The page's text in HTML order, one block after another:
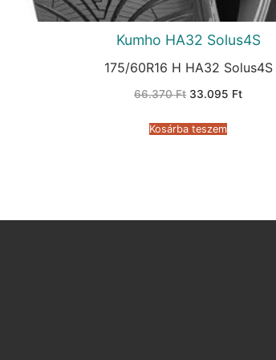
Kumho HA32 Solus4S
175/60R16 H HA32 Solus4S
66.370Ft Original
66.370 Ft.
33.095 FtCurrent
Kosárba teszem